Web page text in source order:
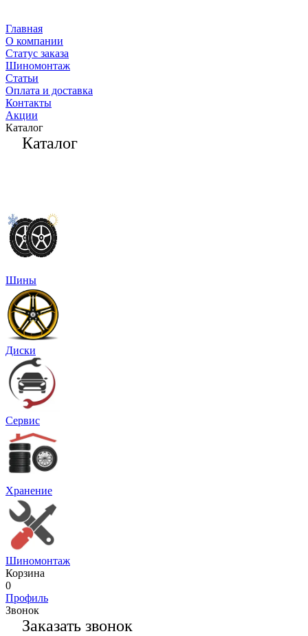
Главная
О компании
Статус заказа
Шиномонтаж
Статьи
Оплата и доставка
Контакты
Акции
Каталог
Каталог
Шины
Диски
Сервис
Хранение
Шиномонтаж
Корзина
0
Профиль
Звонок
Заказать звонок